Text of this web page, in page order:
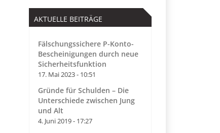
AKTUELLE BEITRÄGE
Fälschungssichere P-Konto-
Bescheinigungen durch neue
Sicherheitsfunktion
17. Mai 2023 - 10:51
Gründe für Schulden – Die
Unterschiede zwischen Jung
und Alt
4. Juni 2019 - 17:27